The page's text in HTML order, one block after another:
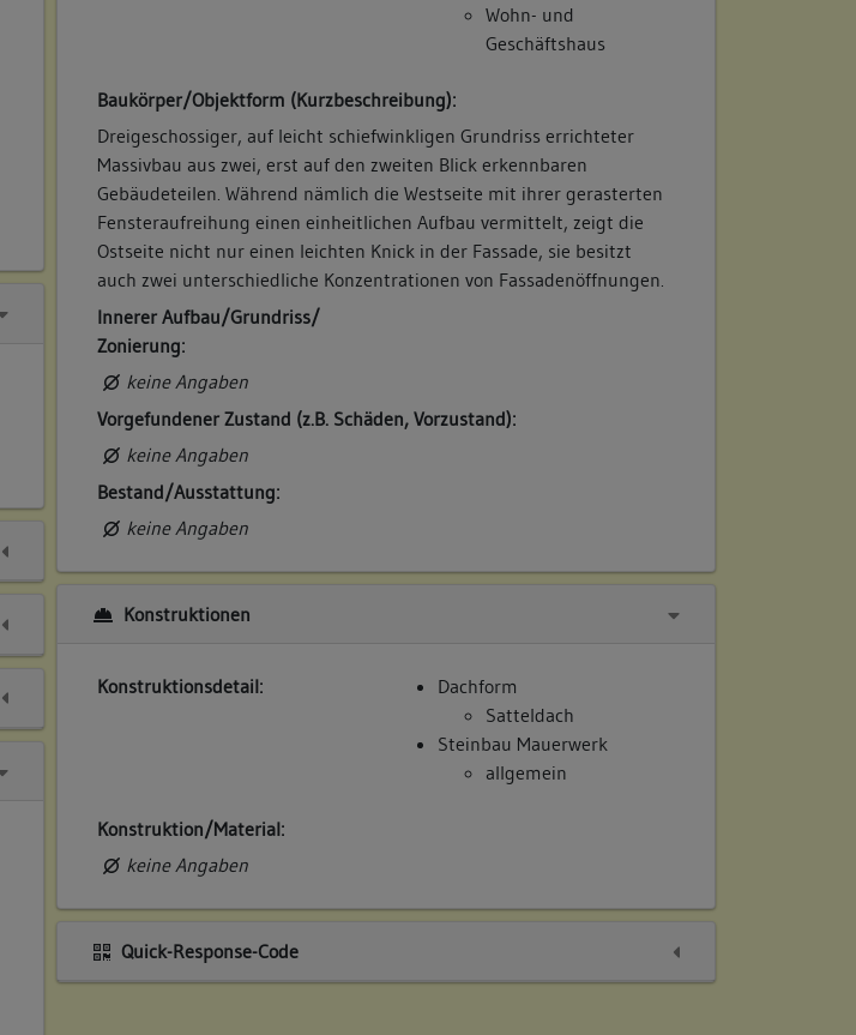
Wohn- und
Geschäftshaus
Baukörper/Objektform (Kurzbeschreibung):
Dreigeschossiger, auf leicht schiefwinkligen Grundriss errichteter
Massivbau aus zwei, erst auf den zweiten Blick erkennbaren
Gebäudeteilen. Während nämlich die Westseite mit ihrer gerasterten
Fensteraufreihung einen einheitlichen Aufbau vermittelt, zeigt die
Ostseite nicht nur einen leichten Knick in der Fassade, sie besitzt
auch zwei unterschiedliche Konzentrationen von Fassadenöffnungen.
Innerer Aufbau/Grundriss/
Zonierung:
keine Angaben
Vorgefundener Zustand (z.B. Schäden, Vorzustand):
keine Angaben
Bestand/Ausstattung:
keine Angaben
Konstruktionen
Konstruktionsdetail:
Dachform
Satteldach
Steinbau Mauerwerk
allgemein
Konstruktion/Material:
keine Angaben
Quick-Response-Code